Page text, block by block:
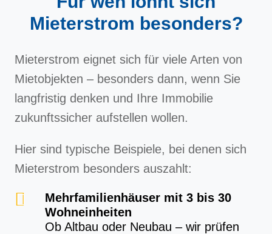
Mieterstrom besonders?
Mieterstrom eignet sich für viele Arten von
Mietobjekten – besonders dann, wenn Sie
langfristig denken und Ihre Immobilie
zukunftssicher aufstellen wollen.
Hier sind typische Beispiele, bei denen sich
Mieterstrom besonders auszahlt:
Mehrfamilienhäuser mit 3 bis 30
Wohneinheiten
Ob Altbau oder Neubau – wir prüfen